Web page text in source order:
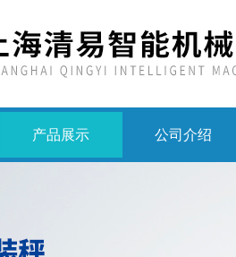
产品展示 公司介绍